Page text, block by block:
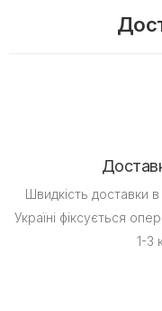
Швидкість доставки
Україні фіксується
1-3